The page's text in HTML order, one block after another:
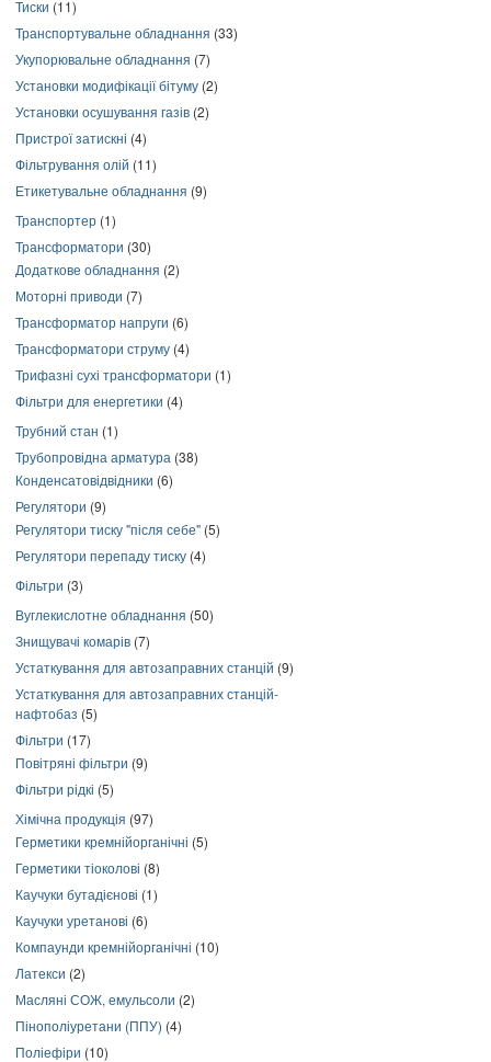
Тиски (11)
Транспортувальне обладнання (33)
Укупорювальне обладнання (7)
Установки модифікації бітуму (2)
Установки осушування газів (2)
Пристрої затискні (4)
Фільтрування олій (11)
Етикетувальне обладнання (9)
Транспортер (1)
Трансформатори (30)
Додаткове обладнання (2)
Моторні приводи (7)
Трансформатор напруги (6)
Трансформатори струму (4)
Трифазні сухі трансформатори (1)
Фільтри для енергетики (4)
Трубний стан (1)
Трубопровідна арматура (38)
Конденсатовідвідники (6)
Регулятори (9)
Регулятори тиску "після себе" (5)
Регулятори перепаду тиску (4)
Фільтри (3)
Вуглекислотне обладнання (50)
Знищувачі комарів (7)
Устаткування для автозаправних станцій (9)
Устаткування для автозаправних станцій-
нафтобаз (5)
Фільтри (17)
Повітряні фільтри (9)
Фільтри рідкі (5)
Хімічна продукція (97)
Герметики кремнійорганічні (5)
Герметики тіоколові (8)
Каучуки бутадієнові (1)
Каучуки уретанові (6)
Компаунди кремнійорганічні (10)
Латекси (2)
Масляні СОЖ, емульсоли (2)
Пінополіуретани (ППУ) (4)
Поліефіри (10)